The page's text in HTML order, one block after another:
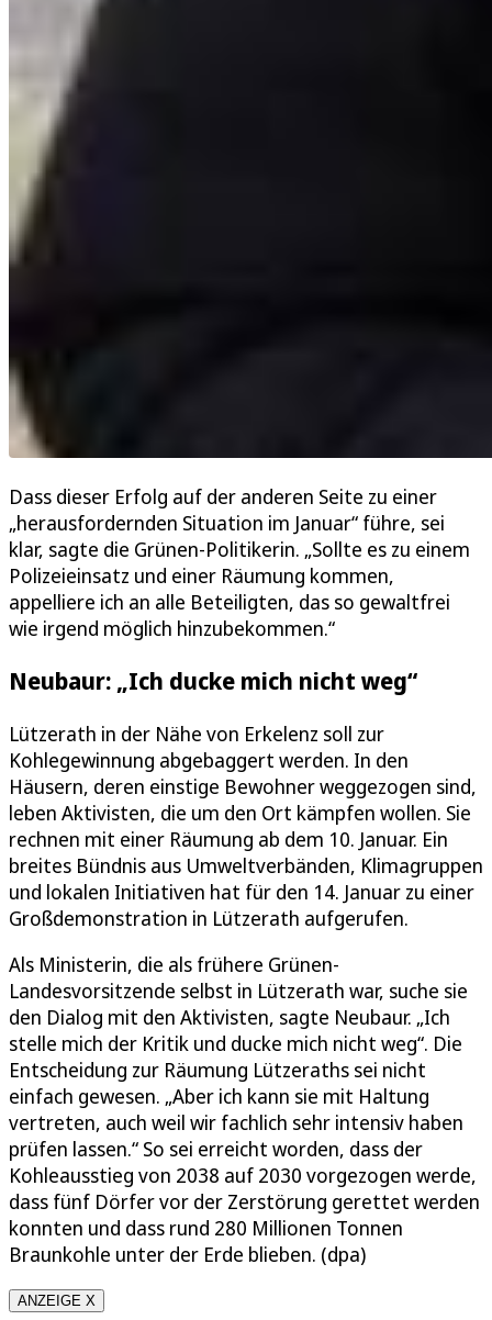
Dass dieser Erfolg auf der anderen Seite zu einer
„herausfordernden Situation im Januar“ führe, sei
klar, sagte die Grünen-Politikerin. „Sollte es zu einem
Polizeieinsatz und einer Räumung kommen,
appelliere ich an alle Beteiligten, das so gewaltfrei
wie irgend möglich hinzubekommen.“
Neubaur: „Ich ducke mich nicht weg“
Lützerath in der Nähe von Erkelenz soll zur
Kohlegewinnung abgebaggert werden. In den
Häusern, deren einstige Bewohner weggezogen sind,
leben Aktivisten, die um den Ort kämpfen wollen. Sie
rechnen mit einer Räumung ab dem 10. Januar. Ein
breites Bündnis aus Umweltverbänden, Klimagruppen
und lokalen Initiativen hat für den 14. Januar zu einer
Großdemonstration in Lützerath aufgerufen.
Als Ministerin, die als frühere Grünen-
Landesvorsitzende selbst in Lützerath war, suche sie
den Dialog mit den Aktivisten, sagte Neubaur. „Ich
stelle mich der Kritik und ducke mich nicht weg“. Die
Entscheidung zur Räumung Lützeraths sei nicht
einfach gewesen. „Aber ich kann sie mit Haltung
vertreten, auch weil wir fachlich sehr intensiv haben
prüfen lassen.“ So sei erreicht worden, dass der
Kohleausstieg von 2038 auf 2030 vorgezogen werde,
dass fünf Dörfer vor der Zerstörung gerettet werden
konnten und dass rund 280 Millionen Tonnen
Braunkohle unter der Erde blieben. (dpa)
ANZEIGE X